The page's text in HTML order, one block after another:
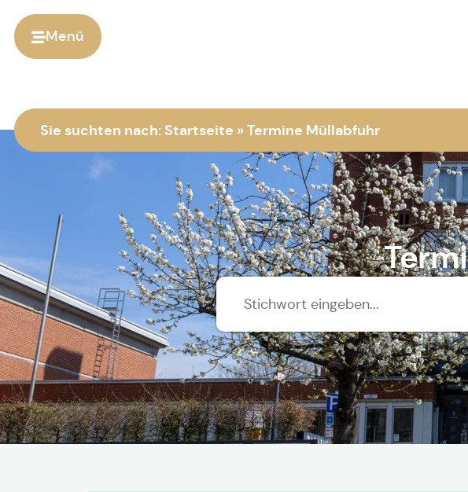
Menü
Sie suchten nach: Startseite »Termine Müllabfuhr